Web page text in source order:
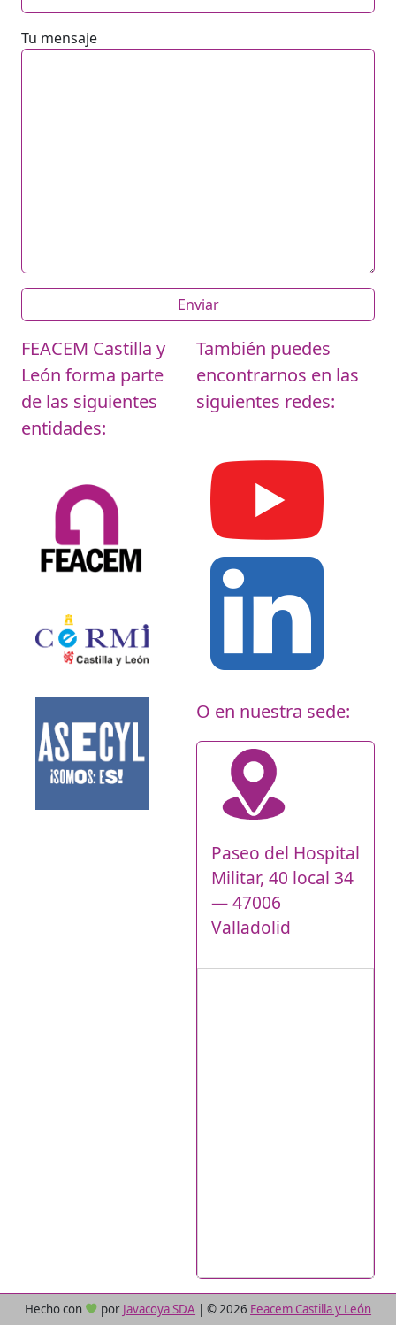
Tu mensaje
FEACEM Castilla y
León forma parte
de las siguientes
entidades:
También puedes
encontrarnos en las
siguientes redes:
O en nuestra sede:
Paseo del Hospital
Militar, 40 local 34
— 47006
Valladolid
Hecho con por Javacoya SDA |©2026 Feacem Castilla y León